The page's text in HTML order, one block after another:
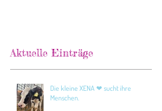
Aktuelle Einträge
Die kleine XENA ❤ sucht ihre
Menschen.